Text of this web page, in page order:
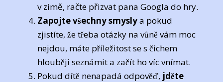
v zimě, račte přizvat pana Googla do hry.
Zapojte všechny smyslya pokud
zjistíte, že třeba otázky na vůně vám moc
nejdou, máte příležitost se s čichem
hlouběji seznámit a začít ho víc vnímat.
Pokud dítě nenapadá odpověď, jděte